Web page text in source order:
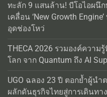
ทะลัก 9 แสนล้าน! บีโอไอผนึ
เคลื่อน ‘New Growth
อุดช่องโหว่
THECA 2026 รวมองค์ควา
โลก จาก Quantum ถึง AI
UGO ฉลอง 23 ปี ตอกย้ำผู้น
ผลักดันธุรกิจไทยสู่การเดินทา